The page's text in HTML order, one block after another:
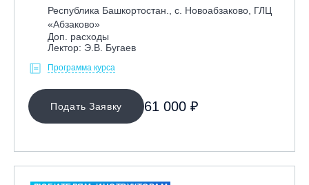
Республика Башкортостан., с. Новоабзаково, ГЛЦ
«Абзаково»
Доп. расходы
Лектор: Э.В. Бугаев
Программа курса
Подать Заявку 61 000 ₽